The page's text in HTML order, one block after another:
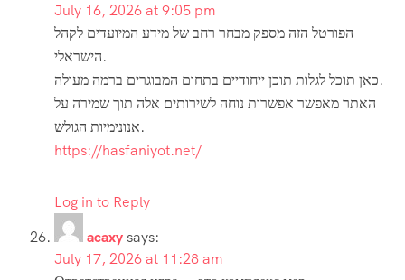
July 16, 2026 at 9:05 pm
הפורטל הזה מספק מבחר רחב של מידע המיועדים לקהל
הישראלי.
כאן תוכל לגלות תוכן ייחודיים בתחום המבוגרים ברמה מעולה.
האתר מאפשר אפשרות נוחה לשירותים אלה תוך שמירה על
אנונימיות הגולש.
https://hasfaniyot.net/
Log in to Reply
acaxysays:
July 17, 2026 at 11:28 am